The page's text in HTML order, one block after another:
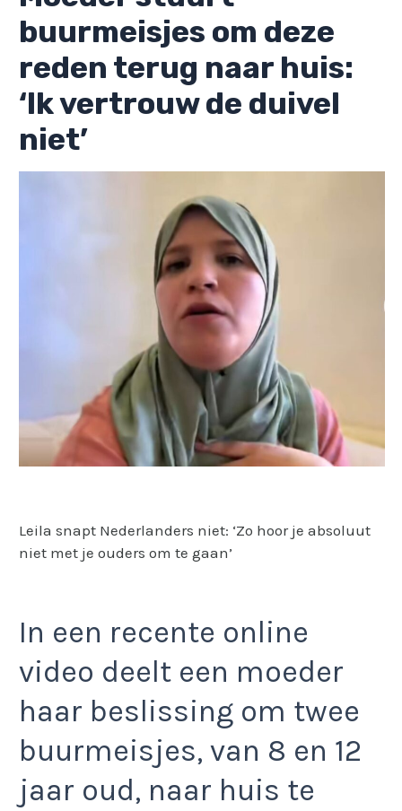
buurmeisjes om deze
reden terug naar huis:
‘Ik vertrouw de duivel
niet’
Leila snapt Nederlanders niet: ‘Zo hoor je absoluut
niet met je ouders om te gaan’
In een recente online
video deelt een moeder
haar beslissing om twee
buurmeisjes, van 8 en 12
jaar oud, naar huis te